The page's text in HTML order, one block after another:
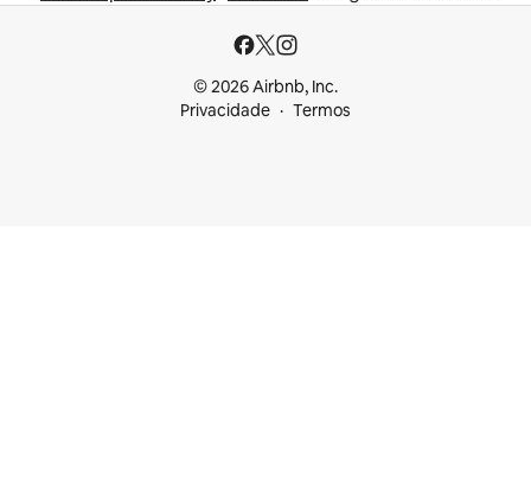
© 2026 Airbnb, Inc.
Privacidade
Termos